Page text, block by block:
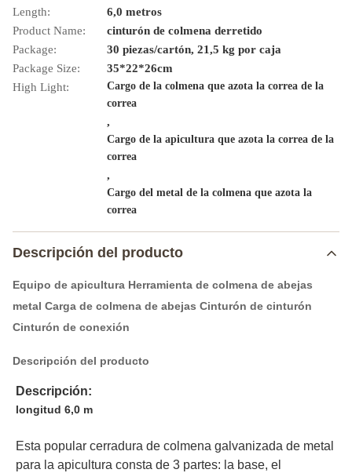
Length:
6,0 metros
Product Name:
cinturón de colmena derretido
Package:
30 piezas/cartón, 21,5 kg por caja
Package Size:
35*22*26cm
High Light:
Cargo de la colmena que azota la correa de la
correa
,
Cargo de la apicultura que azota la correa de la
correa
,
Cargo del metal de la colmena que azota la
correa
Descripción del producto
Equipo de apicultura Herramienta de colmena de abejas
metal Carga de colmena de abejas Cinturón de cinturón
Cinturón de conexión
Descripción del producto
Descripción:
longitud 6,0 m
Esta popular cerradura de colmena galvanizada de metal
para la apicultura consta de 3 partes: la base, el